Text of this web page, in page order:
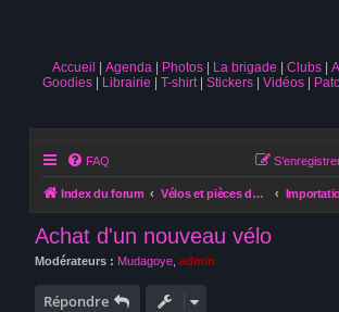
Accueil Agenda Photos La brigade Clubs
Goodies
Librairie T-shirt Stickers Vidéos
FAQ
Index du forum Vélos et pièces détachées
Achat d'un nouveau vélo
Modérateurs : Mudagoye admin
Répondre